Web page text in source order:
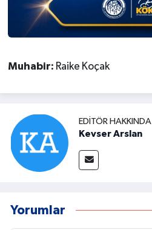
Muhabir: Raike Koçak
EDITÖR HAKKINDA
Kevser Arslan
Yorumlar